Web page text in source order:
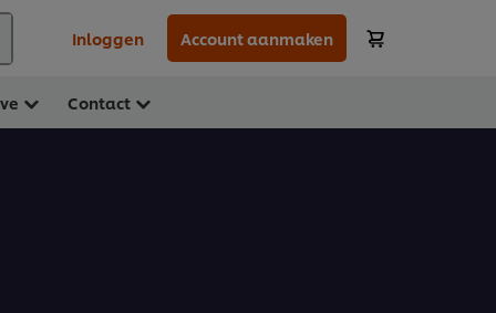
Inloggen Account aanmaken
Contact